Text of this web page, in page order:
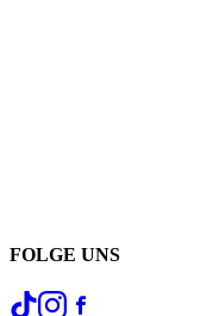
FOLGE UNS